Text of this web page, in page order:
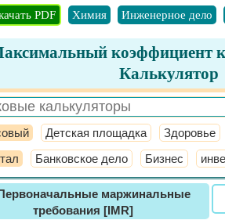
PDF Химия Инженерное дело
коэффициент
Калькулятор
Детская площадка Здоровье
Банковское дело Бизнес
маржинальные
требования [IMR]